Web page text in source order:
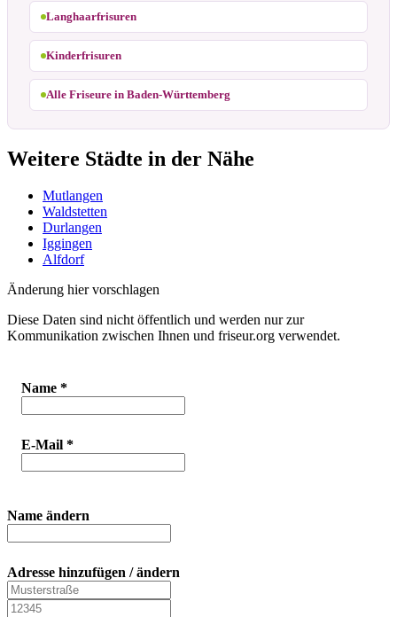
Langhaarfrisuren
Kinderfrisuren
Alle Friseure in Baden-Württemberg
Weitere Städte in der Nähe
Mutlangen
Waldstetten
Durlangen
Iggingen
Alfdorf
Änderung hier vorschlagen
Diese Daten sind nicht öffentlich und werden nur zur
Kommunikation zwischen Ihnen und friseur.org verwendet.
Name *
E-Mail *
Name ändern
Adresse hinzufügen / ändern